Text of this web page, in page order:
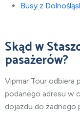
Busy z
Skąd w
pasażerów?
Vipmar Tour odbiera
podanego adresu w
dojazdu do żadnego